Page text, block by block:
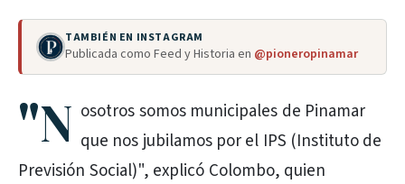
TAMBIÉN EN INSTAGRAM
Publicada como Feed y Historia en @pioneropinamar
"N osotros somos municipales de Pinamar
que nos jubilamos por el IPS (Instituto de
Previsión Social)", explicó Colombo, quien